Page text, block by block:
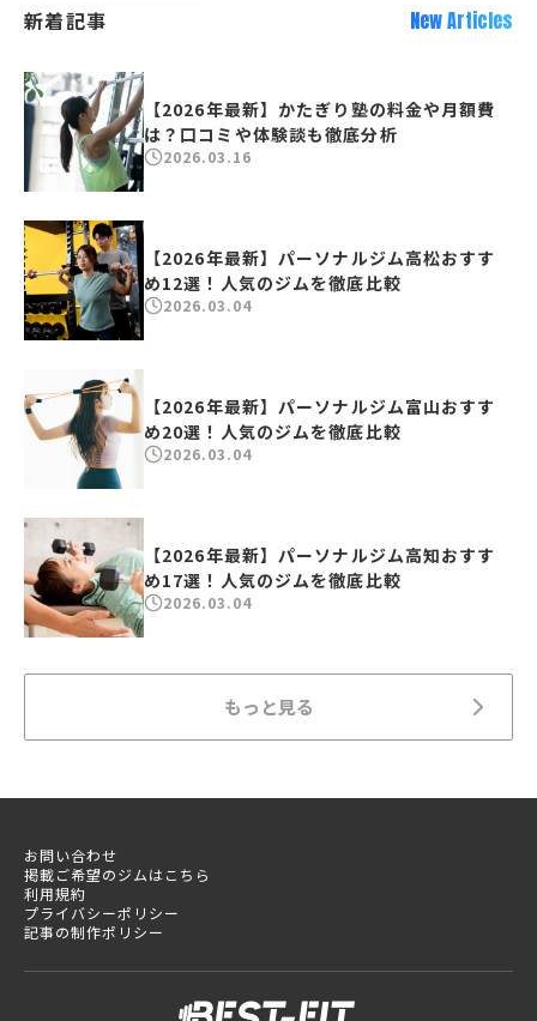
新着記事 New Articles
【2026年最新】かたぎり塾の料金や月額費
は？口コミや体験談も徹底分析
2026.03.16
【2026年最新】パーソナルジム高松おすす
め12選！人気のジムを徹底比較
2026.03.04
【2026年最新】パーソナルジム富山おすす
め20選！人気のジムを徹底比較
2026.03.04
【2026年最新】パーソナルジム高知おすす
め17選！人気のジムを徹底比較
2026.03.04
もっと見る
お問い合わせ
掲載ご希望のジムはこちら
利用規約
プライバシーポリシー
記事の制作ポリシー